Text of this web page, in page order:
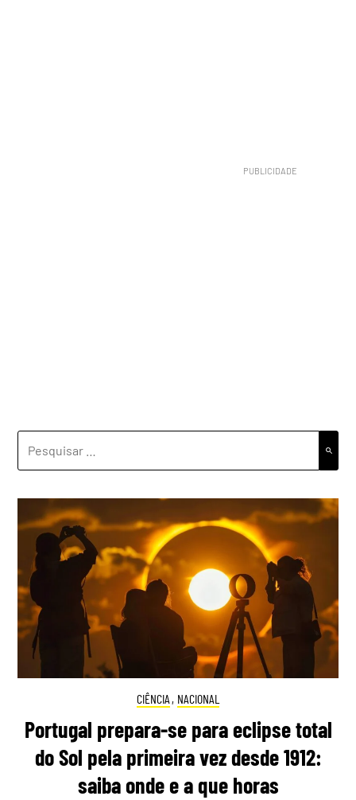
POR:
CIÊNCIA , NACIONAL
Portugal prepara-se para eclipse total
do Sol pela primeira vez desde 1912:
saiba onde e a que horas